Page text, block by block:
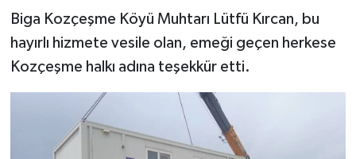
Biga Kozçeşme Köyü Muhtarı Lütfü Kırcan, bu
hayırlı hizmete vesile olan, emeği geçen herkese
Kozçeşme halkı adına teşekkür etti.